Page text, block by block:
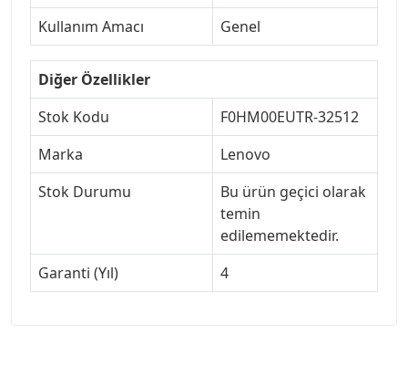
Kullanım Amacı
Genel
Diğer Özellikler
Stok Kodu
F0HM00EUTR-32512
Marka
Lenovo
Stok Durumu
Bu ürün geçici olarak
temin
edilememektedir.
Garanti (Yıl)
4